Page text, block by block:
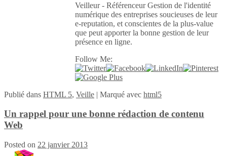
Veilleur - Référenceur Gestion de l'identité
numérique des entreprises soucieuses de leur
e-reputation, et conscientes de la plus-value
que peut apporter la bonne gestion de leur
présence en ligne.
Follow Me:
Publié dans HTML 5, Veille | Marqué avec html5
Un rappel pour une bonne rédaction de contenu
Web
Posted on 22 janvier 2013